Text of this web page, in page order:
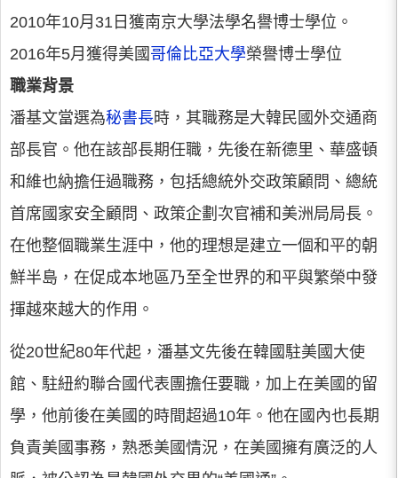
2010年10月31日獲南京大學法學名譽博士學位。
2016年5月獲得美國 哥倫比亞大學榮譽博士學位
職業背景
潘基文當選為秘書長時，其職務是大韓民國外交通商
部長官。他在該部長期任職，先後在新德里、華盛頓
和維也納擔任過職務，包括總統外交政策顧問、總統
首席國家安全顧問、政策企劃次官補和美洲局局長。
在他整個職業生涯中，他的理想是建立一個和平的朝
鮮半島，在促成本地區乃至全世界的和平與繁榮中發
揮越來越大的作用。
從20世紀80年代起，潘基文先後在韓國駐美國大使
館、駐紐約聯合國代表團擔任要職，加上在美國的留
學，他前後在美國的時間超過10年。他在國內也長期
負責美國事務，熟悉美國情況，在美國擁有廣泛的人